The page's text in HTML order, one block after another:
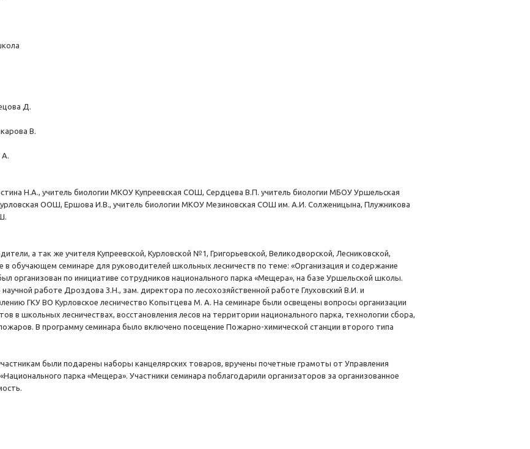
Д.
В.
А.
Н.А., учитель биологии МКОУ Купреевская СОШ, Сердцева В.П. учитель биологии МБОУ Уршельская
ООШ, Ершова И.В., учитель биологии МКОУ Мезиновская СОШ им. А.И. Солженицына, Плужникова
а так же учителя Купреевской, Курловской №1, Григорьевской, Великодворской, Лесниковской,
в обучающем семинаре для руководителей школьных лесничеств по теме: «Организация и содержание
организован по инициативе сотрудников национального парка «Мещера», на базе Уршельской школы.
работе Дроздова З.Н., зам. директора по лесохозяйственной работе Глуховский В.И. и
ГКУ ВО Курловское лесничество Копытцева М. А. На семинаре были освещены вопросы организации
школьных лесничествах, восстановления лесов на территории национального парка, технологии сбора,
В программу семинара было включено посещение Пожарно-химической станции второго типа
были подарены наборы канцелярских товаров, вручены почетные грамоты от Управления
парка «Мещера». Участники семинара поблагодарили организаторов за организованное